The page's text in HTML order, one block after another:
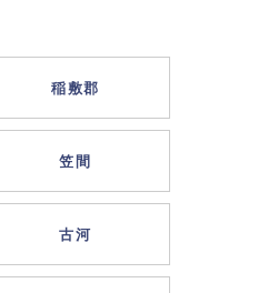
稲敷郡
笠間
古河